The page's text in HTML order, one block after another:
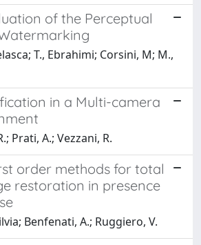
of the Perceptual
T., Ebrahimi; Corsini, M; M.,
in a Multi-camera
Prati, A.; Vezzani, R.
order methods for total
restoration in presence
Benfenati, A.; Ruggiero, V.